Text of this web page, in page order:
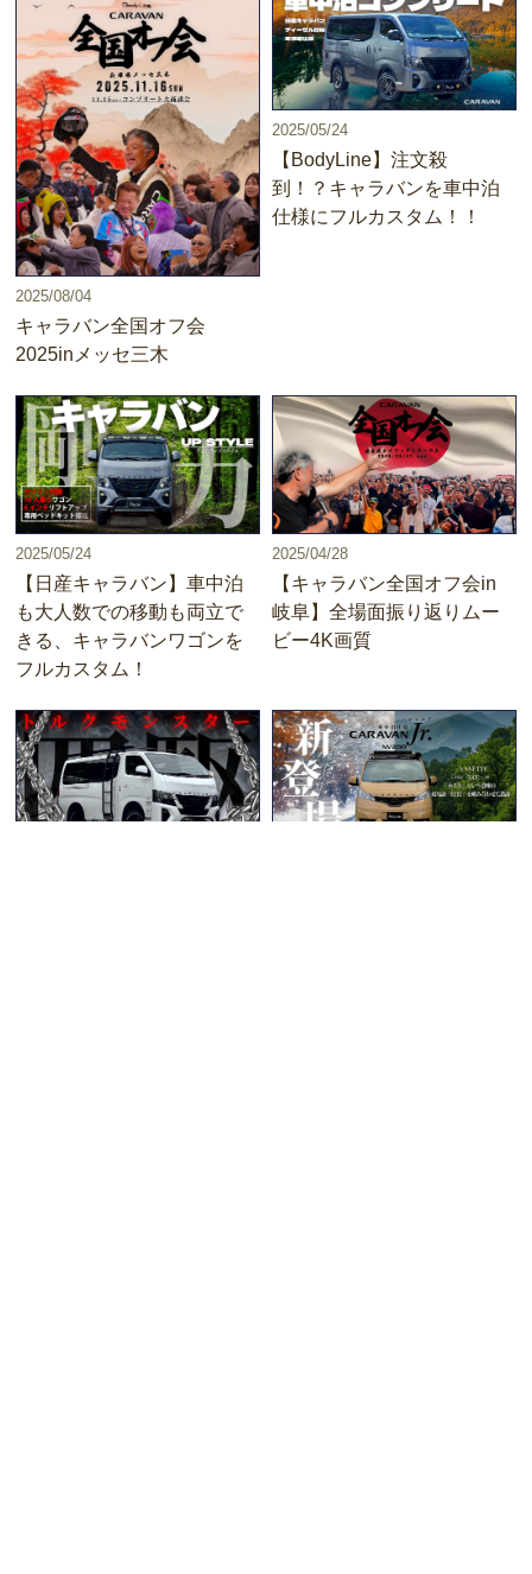
2025/08/04
キャラバン全国オフ会
2025inメッセ三木
2025/05/24
【BodyLine】注文殺
到！？キャラバンを車中泊
仕様にフルカスタム！！
2025/05/24
【日産キャラバン】車中泊
も大人数での移動も両立で
きる、キャラバンワゴンを
フルカスタム！
2025/04/28
【キャラバン全国オフ会in
岐阜】全場面振り返りムー
ビー4K画質